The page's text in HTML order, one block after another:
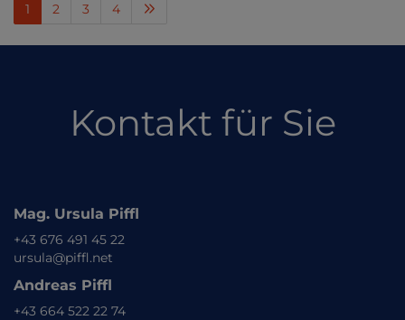
1 2 3 4
Kontakt für Sie
Mag. Ursula Piffl
+43 676 491 45 22
ursula@piffl.net
Andreas Piffl
+43 664 522 22 74